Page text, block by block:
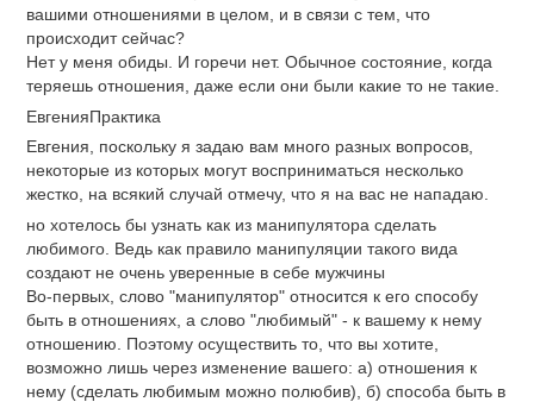
вашими отношениями в целом, и в связи с тем, что
происходит сейчас?
Нет у меня обиды. И горечи нет. Обычное состояние, когда
теряешь отношения, даже если они были какие то не такие.
ЕвгенияПрактика
Евгения, поскольку я задаю вам много разных вопросов,
некоторые из которых могут восприниматься несколько
жестко, на всякий случай отмечу, что я на вас не нападаю.
но хотелось бы узнать как из манипулятора сделать
любимого. Ведь как правило манипуляции такого вида
создают не очень уверенные в себе мужчины
Во-первых, слово "манипулятор" относится к его способу
быть в отношениях, а слово "любимый" - к вашему к нему
отношению. Поэтому осуществить то, что вы хотите,
возможно лишь через изменение вашего: а) отношения к
нему (сделать любимым можно полюбив), б) способа быть в